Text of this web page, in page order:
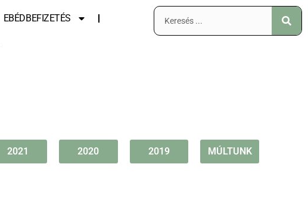
EBÉDBEFIZETÉS
2021 2020 2019 MÚLTUNK